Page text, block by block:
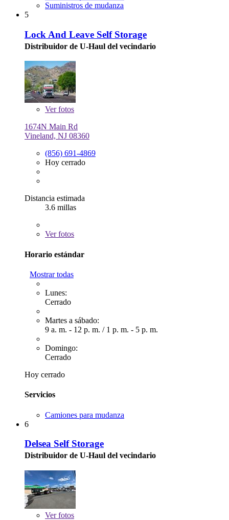
Suministros de mudanza
5
Lock And Leave Self Storage
Distribuidor de U-Haul del vecindario
Verfotos
1674N Main Rd
Vineland, NJ 08360
(856) 691-4869
Hoy cerrado
Distancia estimada
3.6 millas
Verfotos
Horario estándar
Mostrar todas
Lunes:
Cerrado
Martes a sábado:
9 a. m. - 12 p. m. / 1 p. m. - 5 p. m.
Domingo:
Cerrado
Hoy cerrado
Servicios
Camiones para mudanza
6
Delsea Self Storage
Distribuidor de U-Haul del vecindario
Verfotos